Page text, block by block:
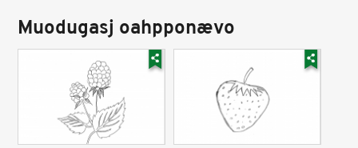
Muodugasj oahpponævo